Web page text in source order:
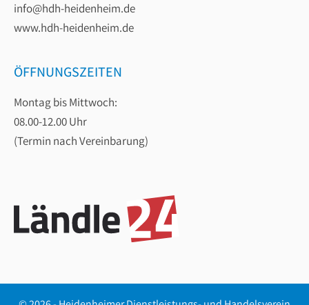
info@hdh-heidenheim.de
www.hdh-heidenheim.de
ÖFFNUNGSZEITEN
Montag bis Mittwoch:
08.00-12.00 Uhr
(Termin nach Vereinbarung)